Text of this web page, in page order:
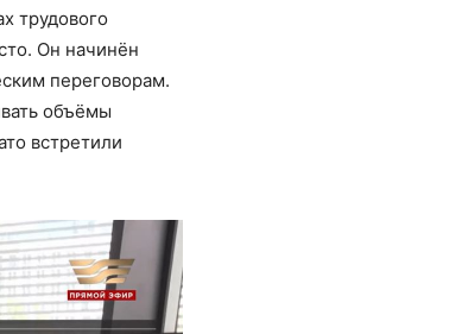
трудового
Он начинён
переговорам.
объёмы
встретили